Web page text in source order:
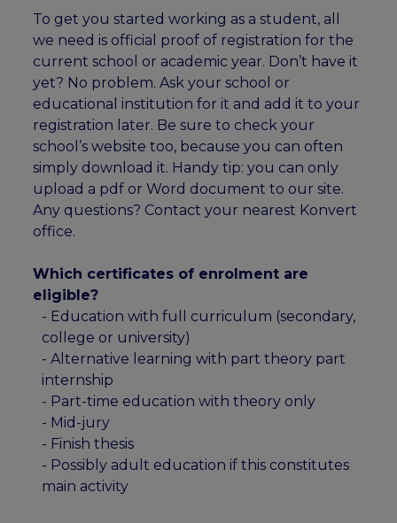
To get you started working as a student, all
we need is official proof of registration for the
current school or academic year. Don’t have it
yet? No problem. Ask your school or
educational institution for it and add it to your
registration later. Be sure to check your
school’s website too, because you can often
simply download it. Handy tip: you can only
upload a pdf or Word document to our site.
Any questions? Contact your nearest Konvert
office.
Which certificates of enrolment are
eligible?
- Education with full curriculum (secondary,
college or university)
- Alternative learning with part theory part
internship
- Part-time education with theory only
- Mid-jury
- Finish thesis
- Possibly adult education if this constitutes
main activity